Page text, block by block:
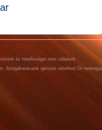
és felelősséget nem vállalunk.
Szolgáltatásaink igénybe vételével Ön